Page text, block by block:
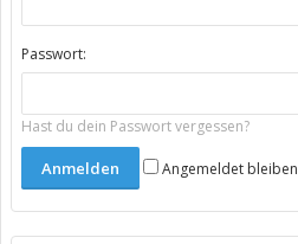
Passwort:
Hast du dein Passwort vergessen?
Angemeldet bleiben